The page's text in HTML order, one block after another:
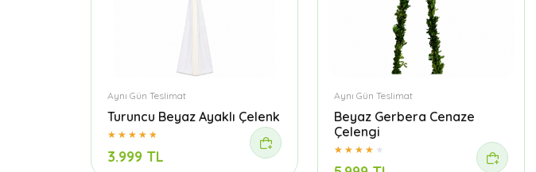
Aynı Gün Teslimat
Turuncu Beyaz Ayaklı Çelenk
3.999 TL
Aynı Gün Teslimat
Beyaz Gerbera Cenaze
Çelengi